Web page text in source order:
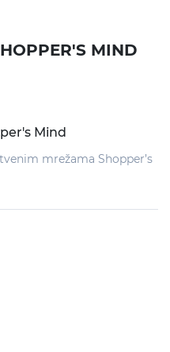
MIND
Mind
mrežama Shopper’s